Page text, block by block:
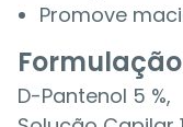
Promove
Formulação
D-Pantenol 5 %,